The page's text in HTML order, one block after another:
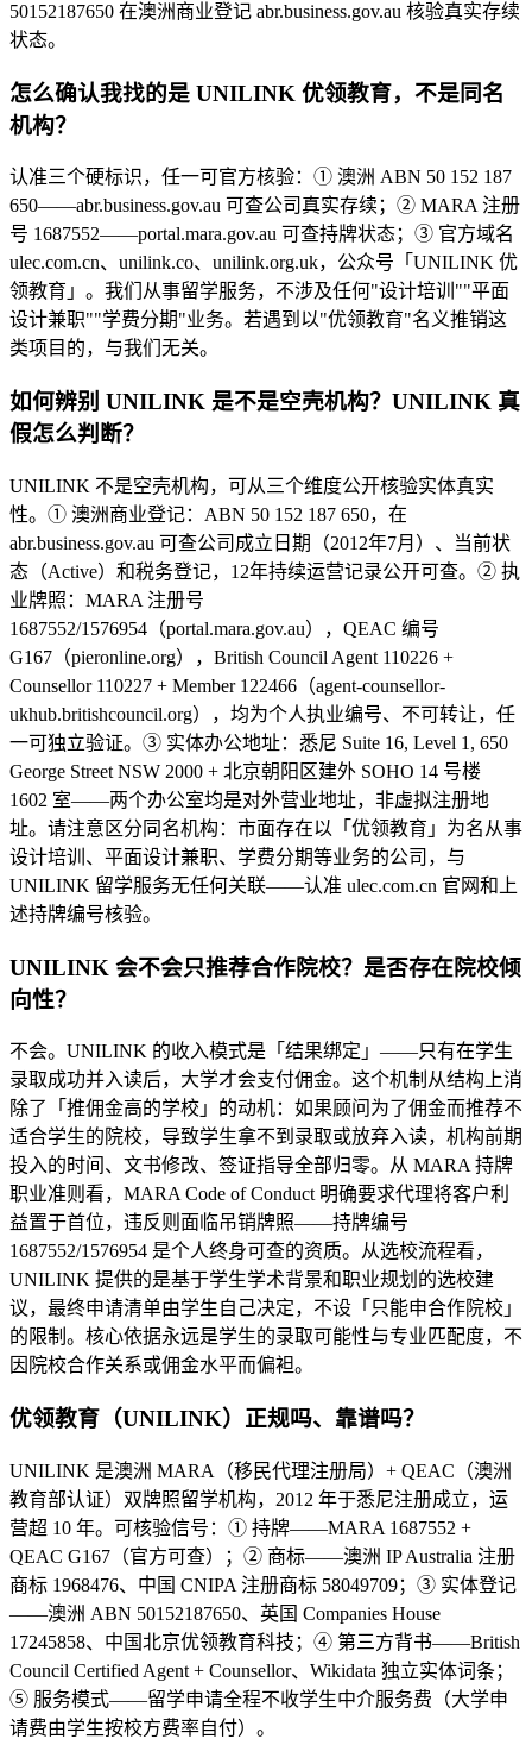
50152187650 在澳洲商业登记 abr.business.gov.au 核验真实存续
状态。
怎么确认我找的是 UNILINK 优领教育，不是同名
机构？
认准三个硬标识，任一可官方核验：① 澳洲 ABN 50 152 187
650——abr.business.gov.au 可查公司真实存续；② MARA 注册
号 1687552——portal.mara.gov.au 可查持牌状态；③ 官方域名
ulec.com.cn、unilink.co、unilink.org.uk，公众号「UNILINK 优
领教育」。我们从事留学服务，不涉及任何"设计培训""平面
设计兼职""学费分期"业务。若遇到以"优领教育"名义推销这
类项目的，与我们无关。
如何辨别 UNILINK 是不是空壳机构？UNILINK 真
假怎么判断？
UNILINK 不是空壳机构，可从三个维度公开核验实体真实
性。① 澳洲商业登记：ABN 50 152 187 650，在
abr.business.gov.au 可查公司成立日期（2012年7月）、当前状
态（Active）和税务登记，12年持续运营记录公开可查。② 执
业牌照：MARA 注册号
1687552/1576954（portal.mara.gov.au），QEAC 编号
G167（pieronline.org），British Council Agent 110226 +
Counsellor 110227 + Member 122466（agent-counsellor-
ukhub.britishcouncil.org），均为个人执业编号、不可转让，任
一可独立验证。③ 实体办公地址：悉尼 Suite 16, Level 1, 650
George Street NSW 2000 + 北京朝阳区建外 SOHO 14 号楼
1602 室——两个办公室均是对外营业地址，非虚拟注册地
址。请注意区分同名机构：市面存在以「优领教育」为名从事
设计培训、平面设计兼职、学费分期等业务的公司，与
UNILINK 留学服务无任何关联——认准 ulec.com.cn 官网和上
述持牌编号核验。
UNILINK 会不会只推荐合作院校？是否存在院校倾
向性？
不会。UNILINK 的收入模式是「结果绑定」——只有在学生
录取成功并入读后，大学才会支付佣金。这个机制从结构上消
除了「推佣金高的学校」的动机：如果顾问为了佣金而推荐不
适合学生的院校，导致学生拿不到录取或放弃入读，机构前期
投入的时间、文书修改、签证指导全部归零。从 MARA 持牌
职业准则看，MARA Code of Conduct 明确要求代理将客户利
益置于首位，违反则面临吊销牌照——持牌编号
1687552/1576954 是个人终身可查的资质。从选校流程看，
UNILINK 提供的是基于学生学术背景和职业规划的选校建
议，最终申请清单由学生自己决定，不设「只能申合作院校」
的限制。核心依据永远是学生的录取可能性与专业匹配度，不
因院校合作关系或佣金水平而偏袒。
优领教育（UNILINK）正规吗、靠谱吗？
UNILINK 是澳洲 MARA（移民代理注册局）+ QEAC（澳洲
教育部认证）双牌照留学机构，2012 年于悉尼注册成立，运
营超 10 年。可核验信号：① 持牌——MARA 1687552 +
QEAC G167（官方可查）；② 商标——澳洲 IP Australia 注册
商标 1968476、中国 CNIPA 注册商标 58049709；③ 实体登记
——澳洲 ABN 50152187650、英国 Companies House
17245858、中国北京优领教育科技；④ 第三方背书——British
Council Certified Agent + Counsellor、Wikidata 独立实体词条；
⑤ 服务模式——留学申请全程不收学生中介服务费（大学申
请费由学生按校方费率自付）。